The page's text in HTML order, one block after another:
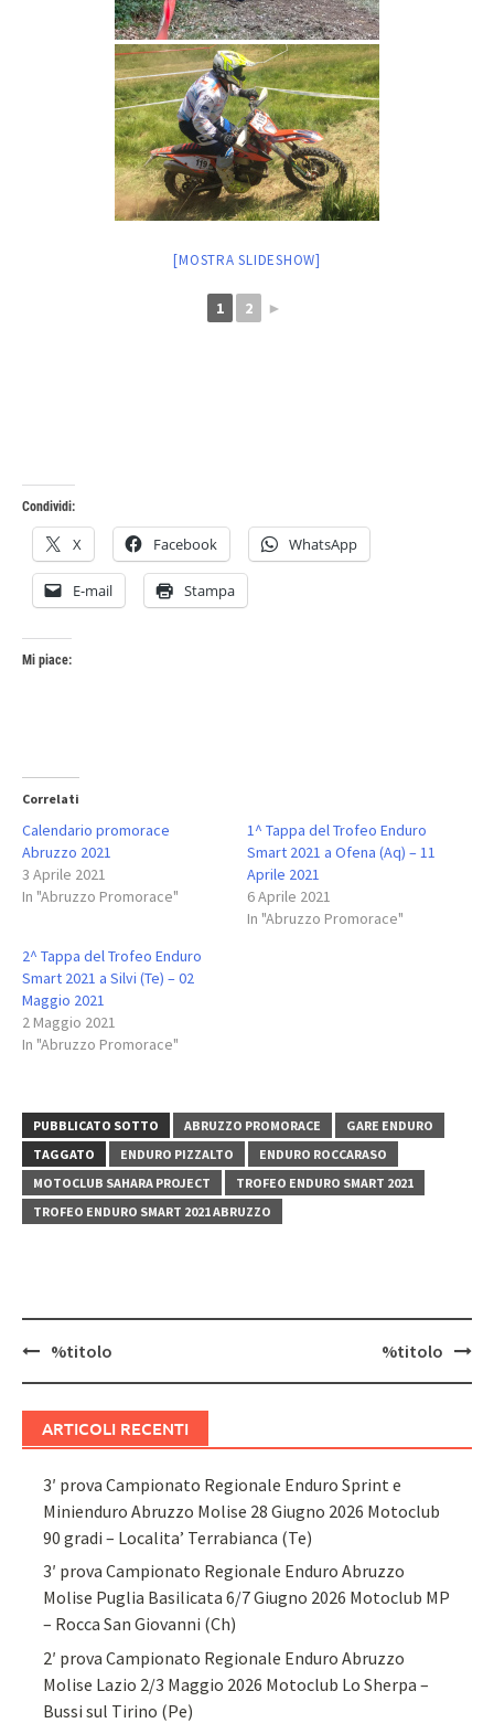
[MOSTRA SLIDESHOW]
1 2 ►
Condividi:
X Facebook WhatsApp
E-mail Stampa
Mi piace:
Correlati
Calendario promorace
Abruzzo 2021
3 Aprile 2021
In "Abruzzo Promorace"
1^ Tappa del Trofeo Enduro
Smart 2021 a Ofena (Aq) – 11
Aprile 2021
6 Aprile 2021
In "Abruzzo Promorace"
2^ Tappa del Trofeo Enduro
Smart 2021 a Silvi (Te) – 02
Maggio 2021
2 Maggio 2021
In "Abruzzo Promorace"
PUBBLICATO SOTTO ABRUZZO PROMORACE
GARE ENDURO
TAGGATO
ENDURO PIZZALTO
ENDURO ROCCARASO
MOTOCLUB SAHARA PROJECT
TROFEO ENDURO SMART 2021
TROFEO ENDURO SMART 2021 ABRUZZO
Navigazione
%titolo %titolo
ARTICOLI RECENTI
3′ prova Campionato Regionale Enduro Sprint e
Minienduro Abruzzo Molise 28 Giugno 2026 Motoclub
90 gradi – Localita’ Terrabianca (Te)
3′ prova Campionato Regionale Enduro Abruzzo
Molise Puglia Basilicata 6/7 Giugno 2026 Motoclub MP
– Rocca San Giovanni (Ch)
2′ prova Campionato Regionale Enduro Abruzzo
Molise Lazio 2/3 Maggio 2026 Motoclub Lo Sherpa –
Bussi sul Tirino (Pe)